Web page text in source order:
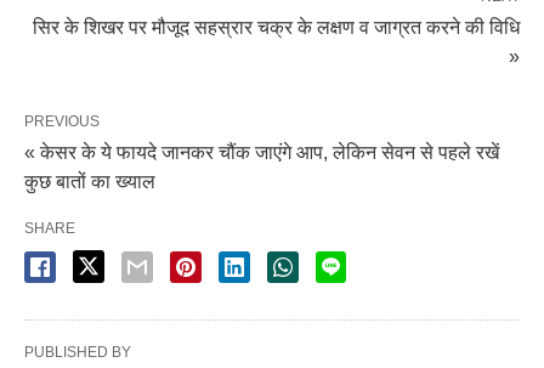
सिर के शिखर पर मौजूद सहस्रार चक्र के लक्षण व जाग्रत करने की विधि
»
PREVIOUS
« केसर के ये फायदे जानकर चौंक जाएंगे आप, लेकिन सेवन से पहले रखें
कुछ बातों का ख्याल
SHARE
PUBLISHED BY